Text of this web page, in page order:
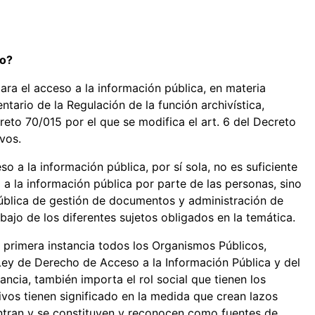
el acceso a la información pública, en materia
de la Regulación de la función archivística,
70/015 por el que se modifica el art. 6 del Decreto
a la información pública, por sí sola, no es suficiente
la información pública por parte de las personas, sino
de gestión de documentos y administración de
de los diferentes sujetos obligados en la temática.
instancia todos los Organismos Públicos,
de Derecho de Acceso a la Información Pública y del
también importa el rol social que tienen los
tienen significado en la medida que crean lazos